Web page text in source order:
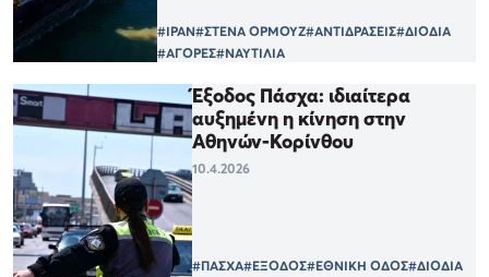
#ΙΡΑΝ#ΣΤΕΝΑ ΟΡΜΟΥΖ#ΑΝΤΙΔΡΑΣΕΙΣ#ΔΙΟΔΙΑ
#ΑΓΟΡΕΣ#ΝΑΥΤΙΛΙΑ
Έξοδος Πάσχα: ιδιαίτερα
αυξημένη η κίνηση στην
Αθηνών-Κορίνθου
10.4.2026
#ΠΑΣΧΑ#ΕΞΟΔΟΣ#ΕΘΝΙΚΗ ΟΔΟΣ#ΔΙΟΔΙΑ